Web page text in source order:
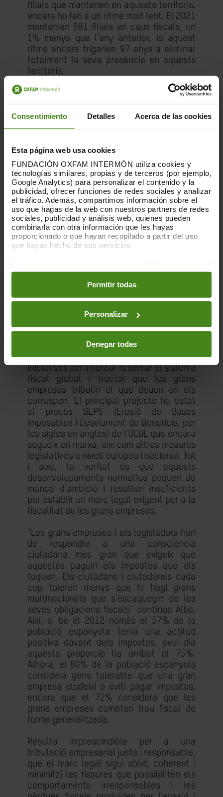
Consentimiento Detalles Acerca de las cookies
Esta página web usa cookies
FUNDACIÓN OXFAM INTERMÓN utiliza cookies y
tecnologías similares, propias y de terceros (por ejemplo,
Google Analytics) para personalizar el contenido y la
publicidad, ofrecer funciones de redes sociales y analizar
el tráfico. Además, compartimos información sobre el
uso que hagas de la web con nuestros partners de redes
sociales, publicidad y análisis web, quienes pueden
combinarla con otra información que les hayas
proporcionado o que hayan recopilado a partir del uso
que hayas hecho de sus servicios.
preferencias accediendo a nuestraPolítica de Cookieso
en los botones facilitados a continuación:
Permitir todas
Personalizar
Denegar todas
filials que mantenen en aquests territoris,
encara ho fan a un ritme molt lent. El 2021
mantenien 681 filials en caus fiscals, un
1% menys que l'any anterior, ia aquest
ritme encara trigarien 97 anys a eliminar
totalment la seva presència en aquests
territoris.
Però la veritat és que la majoria de filials
en caus fiscals pertanyen a un nombre
reduït d'empreses. La meitat del total de
filials són del Banco Santander, ACS i
(ArcelorMittal, Acciona, Repsol, Banco
Santander, ACS, Ferrovial i Iberdrola)
mantenen de forma consistent el 75% del
total de filials en caus fiscals de les 24
empreses analitzades.
La majoria encara tenen gairebé tot per
fer en transparència i responsabilitat
fiscal. D'una banda, han de desenvolupar
una estratègia que reconegui i vetlli pel
de les empreses juga a les nostres
societats. "És imprescindible un exercici
com un compromís real d'acabar amb els
caus fiscals" assenyala Alba.
Des del costat legislatiu, s'han llançat
iniciatives per intentar reformar el sistema
fiscal global i tractar que les grans
empreses tributin el que deuen on els
correspon. El principal projecte ha estat
el procés BEPS (Erosió de Bases
Imposables i Desviament de Beneficis, per
les sigles en anglès) de l'OCDE que encara
segueix en marxa, així com altres mesures
legislatives a nivell europeu i nacional. Tot
i això, la veritat és que aquests
desenvolupaments normatius pequen de
manca d'ambició i resulten insuficients
per establir un marc legal exigent per a la
fiscalitat de les grans empreses.
“Les grans empreses i els legisladors han
de respondre a una consciència
ciutadana més gran que exigeix ​​que
aquestes paguin els impostos que els
toquen. Els ciutadans i ciutadanes cada
cop toleren menys que hi hagi grans
multinacionals que s'escaquegin de les
seves obligacions fiscals” continua Alba.
Així, si bé el 2012 només el 57% de la
població espanyola tenia una actitud
positiva davant dels impostos, avui dia
aquesta proporció ha arribat al 75%.
Alhora, el 80% de la població espanyola
considera gens tolerable que una gran
empresa eludeixi o eviti pagar impostos,
encara que el 72% considera que les
grans empreses cometen frau fiscal de
forma generalitzada.
Resulta imprescindible per a una
tributació empresarial justa i responsable,
que el marc legal sigui sòlid, coherent i
minimitzi les fissures que possibiliten els
comportaments irresponsables i les